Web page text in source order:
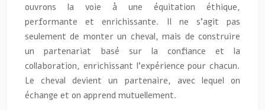
ouvrons la voie à une équitation éthique,
performante et enrichissante. Il ne s’agit pas
seulement de monter un cheval, mais de construire
un partenariat basé sur la confiance et la
collaboration, enrichissant l’expérience pour chacun.
Le cheval devient un partenaire, avec lequel on
échange et on apprend mutuellement.